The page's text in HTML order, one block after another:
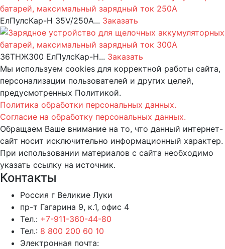
ЕлПулсКар-Н 35V/250A... Заказать
36ТНЖ300 ЕлПулсКар-Н... Заказать
Мы используем cookies для корректной работы сайта,
персонализации пользователей и других целей,
предусмотренных Политикой.
Политика обработки персональных данных.
Согласие на обработку персональных данных.
Обращаем Ваше внимание на то, что данный интернет-
сайт носит исключительно информационный характер.
При использовании материалов c сайта необходимо
указать ссылку на источник.
Контакты
Россия г Великие Луки
пр-т Гагарина 9, к.1, офис 4
Тел.: +7-911-360-44-80
Тел.: 8 800 200 60 10
Электронная почта: